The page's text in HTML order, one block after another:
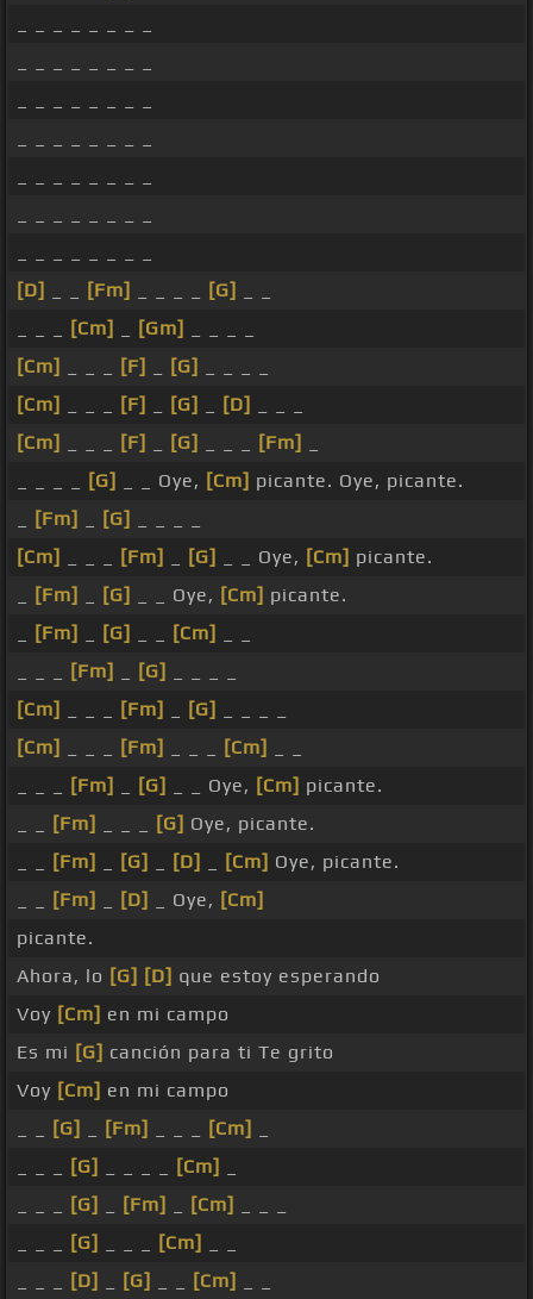
[D]
[Fm] [G]
[Cm] [Gm]
[Cm]
[F] [G]
[Cm]
[F] [G] [D]
[Cm]
[F] [G] [Fm]
[G] _ _ Oye, [Cm] picante. Oye, picante.
[Fm] [G]
[Cm]
[Fm] [G] _ _ Oye, [Cm] picante.
[Fm] [G] _ _ Oye, [Cm] picante.
[Fm] [G] [Cm]
[Fm] [G]
[Cm]
[Fm] [G]
[Cm]
[Fm] [Cm]
[Fm] [G] _ _ Oye, [Cm] picante.
[Fm] [G] Oye, picante.
[Fm] [G] [D] [Cm] Oye, picante.
[Fm] [D] _ Oye, [Cm]
picante.
Ahora, lo [G] [D] que estoy esperando
Voy [Cm] en mi campo
Es mi [G] canción para ti Te grito
Voy [Cm] en mi campo
[G] [Fm] [Cm]
[G] [Cm]
[G] [Fm] [Cm]
[G] [Cm]
[D] [G] [Cm]